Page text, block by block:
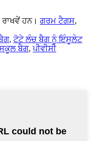
ਰਾਖਵੇਂ ਹਨ। ਗਰਮ ਟੈਗਸ,
, ਟੋਟੇ ਲੰਚ ਬੈਗ ਨੂੰ ਇੰਸੂਲੇਟ
ਬੈਗ,ਪੀਵੀਸੀ